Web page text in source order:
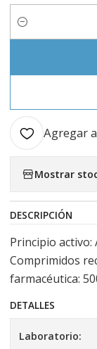
Cantidad
Agregar
Mostrar
DESCRIPCIÓN
Principio activo:
Comprimidos
farmacéutica:
DETALLES
Laboratorio: